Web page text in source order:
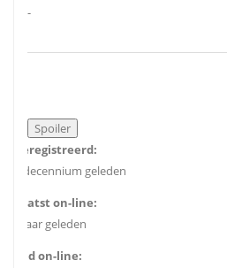
-
Geregistreerd:
1 decennium geleden
Laatst on-line:
8 jaar geleden
Tijd on-line: